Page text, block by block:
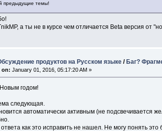
предыдущие темы!
а ты не в курсе чем отличается Beta версия от
продуктов на Русском языке /Баг?
on: January 01, 2016, 05:17:20 AM »
годом!
следующая.
автоматически активным (не подсвечивается
ответа как это исправить не нашел. Не могу понять